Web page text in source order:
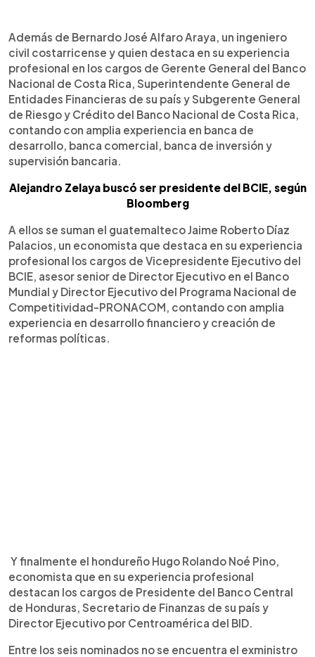
Además de Bernardo José Alfaro Araya, un ingeniero
civil costarricense y quien destaca en su experiencia
profesional en los cargos de Gerente General del Banco
Nacional de Costa Rica, Superintendente General de
Entidades Financieras de su país y Subgerente General
de Riesgo y Crédito del Banco Nacional de Costa Rica,
contando con amplia experiencia en banca de
desarrollo, banca comercial, banca de inversión y
supervisión bancaria.
Alejandro Zelaya buscó ser presidente del BCIE, según
Bloomberg
A ellos se suman el guatemalteco Jaime Roberto Díaz
Palacios, un economista que destaca en su experiencia
profesional los cargos de Vicepresidente Ejecutivo del
BCIE, asesor senior de Director Ejecutivo en el Banco
Mundial y Director Ejecutivo del Programa Nacional de
Competitividad-PRONACOM, contando con amplia
experiencia en desarrollo financiero y creación de
reformas políticas.
Y finalmente el hondureño Hugo Rolando Noé Pino,
economista que en su experiencia profesional
destacan los cargos de Presidente del Banco Central
de Honduras, Secretario de Finanzas de su país y
Director Ejecutivo por Centroamérica del BID.
Entre los seis nominados no se encuentra el exministro